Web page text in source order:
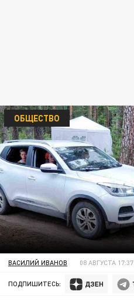
ОБЩЕСТВО
ВАСИЛИЙ ИВАНОВ 08 АВГУСТА 17:37
ПОДПИШИТЕСЬ: